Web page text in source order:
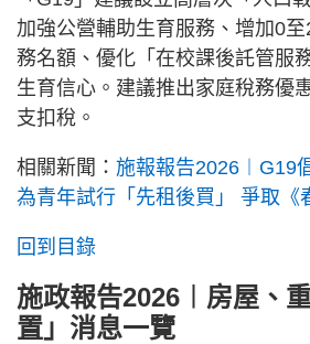
加強公營輔助生育服務、增加0
務名額、優化「在校課後託管服
生育信心。建議推出家庭稅務優
支扣稅。
相關新聞： 施報報告2026︱G19
為青年試行「先租後買」 爭取《
回到目錄
施政報告2026︱房屋、
置」消息一覽